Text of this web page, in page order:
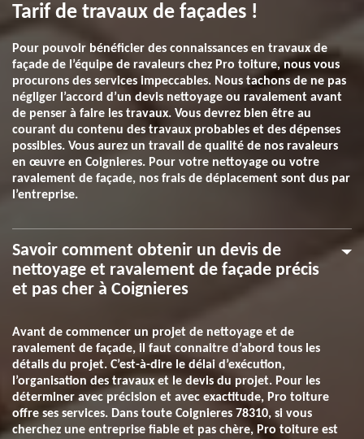
Tarif de travaux de façades !
Pour pouvoir bénéficier des connaissances en travaux de
façade de l’équipe de ravaleurs chez Pro toiture, nous vous
procurons des services impeccables. Nous tachons de ne pas
négliger l’accord d’un devis nettoyage ou ravalement avant
de penser à faire les travaux. Vous devrez bien être au
courant du contenu des travaux probables et des dépenses
possibles. Vous aurez un travail de qualité de nos ravaleurs
en œuvre en Coignieres. Pour votre nettoyage ou votre
ravalement de façade, nos frais de déplacement sont dus par
l’entreprise.
Savoir comment obtenir un devis de
nettoyage et ravalement de façade précis
et pas cher à Coignieres
Avant de commencer un projet de nettoyage et de
ravalement de façade, il faut connaitre d’abord tous les
détails du projet. C’est-à-dire le délai d’exécution,
l’organisation des travaux et le devis du projet. Pour les
déterminer avec précision et avec exactitude, Pro toiture
offre ses services. Dans toute Coignieres 78310, si vous
cherchez une entreprise fiable et pas chère, Pro toiture est